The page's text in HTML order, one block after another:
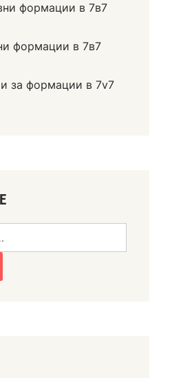
формации в 7в7
формации в 7в7
за формации в 7v7